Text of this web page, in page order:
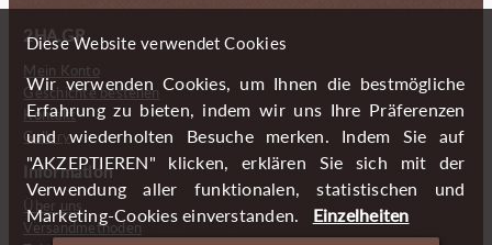
2HA.GR
Mein Konto
Geschichte bestellen
Kontakt
Gallery
Information
Über uns
Versandmethoden
Diese Website verwendet Cookies
Wir verwenden Cookies, um Ihnen die bestmögliche
Erfahrung zu bieten, indem wir uns Ihre Präferenzen
und wiederholten Besuche merken. Indem Sie auf
"AKZEPTIEREN" klicken, erklären Sie sich mit der
Verwendung aller funktionalen, statistischen und
Marketing-Cookies einverstanden.
Einzelheiten